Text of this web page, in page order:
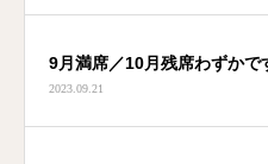
9月満席／10月残席わずかで
2023.09.21